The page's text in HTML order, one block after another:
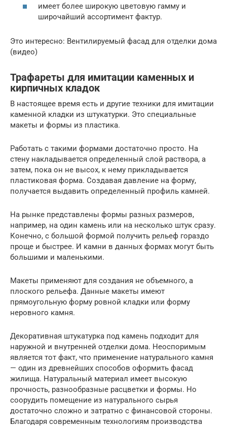
имеет более широкую цветовую гамму и
широчайший ассортимент фактур.
Это интересно: Вентилируемый фасад для отделки дома
(видео)
Трафареты для имитации каменных и
кирпичных кладок
В настоящее время есть и другие техники для имитации
каменной кладки из штукатурки. Это специальные
макеты и формы из пластика.
Работать с такими формами достаточно просто. На
стену накладывается определенный слой раствора, а
затем, пока он не высох, к нему прикладывается
пластиковая форма. Создавая давление на форму,
получается выдавить определенный профиль камней.
На рынке представлены формы разных размеров,
например, на один камень или на несколько штук сразу.
Конечно, с большой формой получить рельеф гораздо
проще и быстрее. И камни в данных формах могут быть
большими и маленькими.
Макеты применяют для создания не объемного, а
плоского рельефа. Данные макеты имеют
прямоугольную форму ровной кладки или форму
неровного камня.
Декоративная штукатурка под камень подходит для
наружной и внутренней отделки дома. Неоспоримым
является тот факт, что применение натурального камня
— один из древнейших способов оформить фасад
жилища. Натуральный материал имеет высокую
прочность, разнообразные расцветки и формы. Но
соорудить помещение из натурального сырья
достаточно сложно и затратно с финансовой стороны.
Благодаря современным технологиям производства